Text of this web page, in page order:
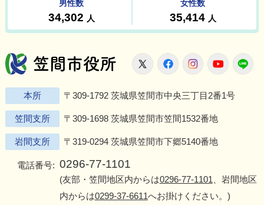
笠間市役所
X FacebookInstagram
本所 〒309-1792 茨城県笠間市中央三丁目2番1号
笠間支所 〒309-1698 茨城県笠間市笠間1532番地
岩間支所 〒319-0294 茨城県笠間市下郷5140番地
電話番号: 0296-77-1101
(友部・笠間地区内からは0296-77-1101 、岩間地区
内からは0299-37-6611へお掛けください。)